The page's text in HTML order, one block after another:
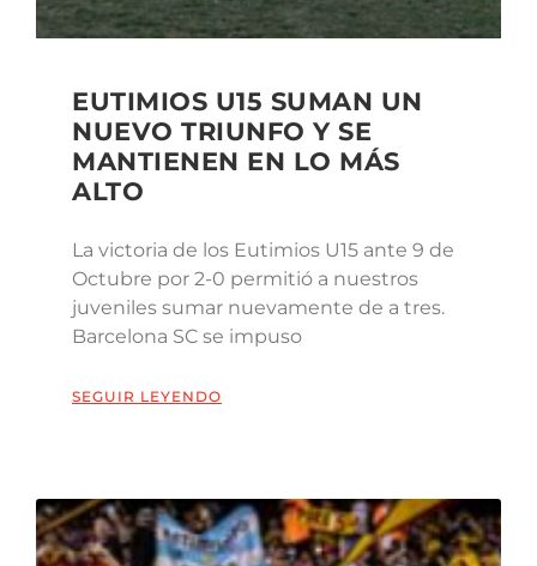
EUTIMIOS U15 SUMAN UN
NUEVO TRIUNFO Y SE
MANTIENEN EN LO MÁS
ALTO
La victoria de los Eutimios U15 ante 9 de
Octubre por 2-0 permitió a nuestros
juveniles sumar nuevamente de a tres.
Barcelona SC se impuso
SEGUIR LEYENDO